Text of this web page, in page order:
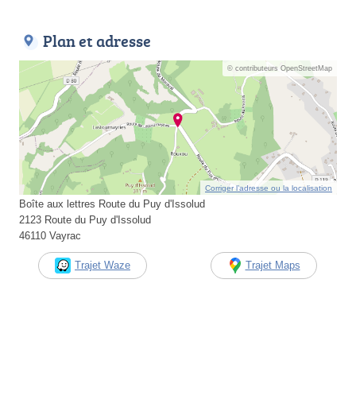
Plan et adresse
© contributeurs OpenStreetMap
Corriger l’adresse ou la localisation
Boîte aux lettres Route du Puy d'Issolud
2123 Route du Puy d'Issolud
46110 Vayrac
Trajet Waze Trajet Maps